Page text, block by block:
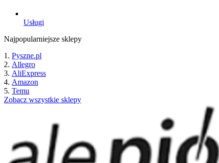
Usługi
Najpopularniejsze sklepy
Pyszne.pl
Allegro
AliExpress
Amazon
Temu
Zobacz wszystkie sklepy